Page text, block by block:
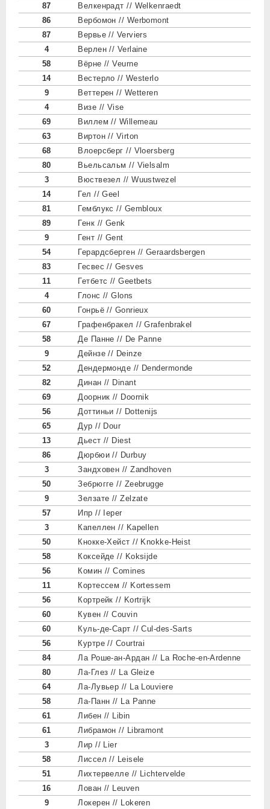
87
Велкенрадт // Welkenraedt
86
Вербомон // Werbomont
87
Вервье // Verviers
4
Верлен // Verlaine
58
Вёрне // Veurne
14
Вестерло // Westerlo
9
Веттерен // Wetteren
4
Визе // Vise
69
Виллем // Willemeau
63
Виртон // Virton
68
Влоерсберг // Vloersberg
80
Вьельсальм // Vielsalm
3
Вюствезел // Wuustwezel
14
Гел // Geel
81
Гемблукс // Gembloux
89
Генк // Genk
9
Гент // Gent
54
Герардсберген // Geraardsbergen
83
Гесвес // Gesves
11
Гетбетс // Geetbets
4
Глонс // Glons
60
Гонрьё // Gonrieux
67
Графенбракел // Grafenbrakel
58
Де Панне // De Panne
9
Дейнзе // Deinze
52
Дендермонде // Dendermonde
82
Динан // Dinant
69
Доорник // Doornik
56
Доттиньи // Dottenijs
65
Дур // Dour
13
Дьест // Diest
86
Дюрбюи // Durbuy
3
Зандховен // Zandhoven
50
Зебрюгге // Zeebrugge
9
Зелзате // Zelzate
57
Ипр // Ieper
3
Капеллен // Kapellen
50
Кнокке-Хейст // Knokke-Heist
58
Коксейде // Koksijde
56
Комин // Comines
11
Кортессем // Kortessem
56
Кортрейк // Kortrijk
60
Кувен // Couvin
60
Куль-де-Сарт // Cul-des-Sarts
56
Куртре // Courtrai
84
Ла Роше-ан-Ардан // La Roche-en-Ardenne
80
Ла-Глез // La Gleize
64
Ла-Лувьер // La Louviere
58
Ла-Панн // La Panne
61
Либен // Libin
61
Либрамон // Libramont
3
Лир // Lier
58
Лиссел // Leisele
51
Лихтервелле // Lichtervelde
16
Лован // Leuven
9
Локерен // Lokeren